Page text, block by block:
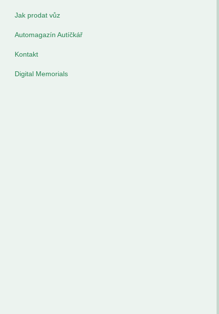
Jak prodat vůz
Automagazín Autíčkář
Kontakt
Digital Memorials